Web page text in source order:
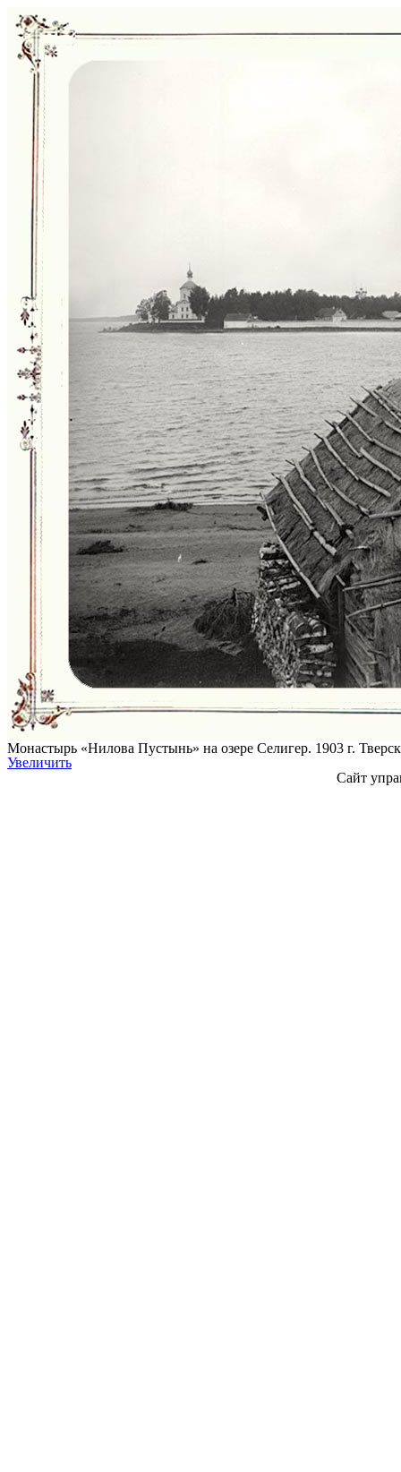
Монастырь «Нилова Пустынь» на озере Селигер. 1903 г.
Увеличить
Сайт